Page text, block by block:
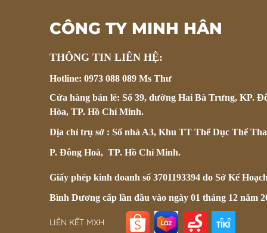
CÔNG TY MINH HÂN
THÔNG TIN LIÊN HỆ:
Hotline: 0973 088 089 Ms Thư
Cửa hàng bán lẻ: Số 39, đường Hai Bà Trưng, KP.
Hòa, TP. Hồ Chí Minh.
Địa chỉ trụ sở : Số nhà A3, Khu TT Thể Dục Thể
P. Đông Hoà, TP. Hồ Chí Minh.
Giấy phép kinh doanh số 3701193394 do Sở Kế
Bình Dương cấp lần đầu vào ngày 01 tháng 12 năm
LIÊN KẾT MXH